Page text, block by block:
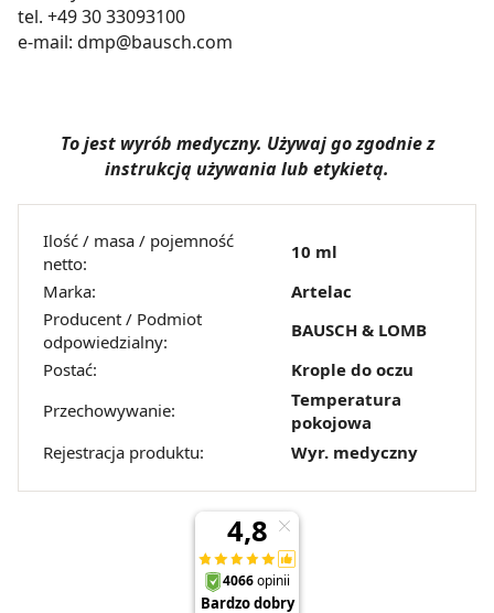
tel. +49 30 33093100
e-mail: dmp@bausch.com
To jest wyrób medyczny. Używaj go zgodnie z
instrukcją używania lub etykietą.
Ilość / masa / pojemność
netto:
10 ml
Marka:
Artelac
Producent / Podmiot
odpowiedzialny:
BAUSCH & LOMB
Postać:
Krople do oczu
Przechowywanie:
Temperatura
pokojowa
Rejestracja produktu:
Wyr. medyczny